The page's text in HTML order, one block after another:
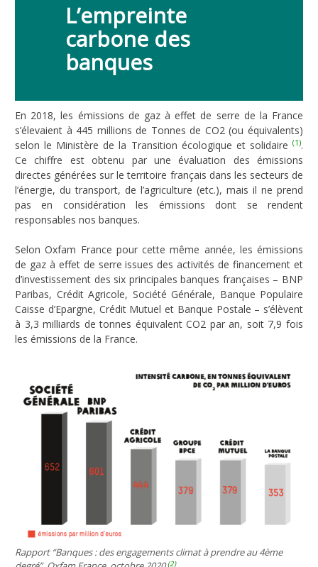
L’empreinte
carbone des
banques
En 2018, les émissions de gaz à effet de serre de la France
s’élevaient à 445 millions de Tonnes de CO2 (ou équivalents)
selon le Ministère de la Transition écologique et solidaire (1).
Ce chiffre est obtenu par une évaluation des émissions
directes générées sur le territoire français dans les secteurs de
l’énergie, du transport, de l’agriculture (etc.), mais il ne prend
pas en considération les émissions dont se rendent
responsables nos banques.
Selon Oxfam France pour cette même année, les émissions
de gaz à effet de serre issues des activités de financement et
d’investissement des six principales banques françaises – BNP
Paribas, Crédit Agricole, Société Générale, Banque Populaire
Caisse d’Epargne, Crédit Mutuel et Banque Postale – s’élèvent
à 3,3 milliards de tonnes équivalent CO2 par an, soit 7,9 fois
les émissions de la France.
Rapport “Banques : des engagements climat à prendre au 4ème
(2)